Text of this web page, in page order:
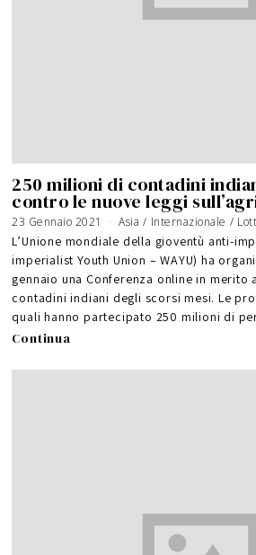
250 milioni di contadini
contro le nuove leggi
23 Gennaio 2021
F
e
b
b
a
i
o
2
0
2
Asia / Internazionale /
L’Unione mondiale della gioventù anti-
imperialist Youth Union – WAYU) ha
gennaio una Conferenza online in merito
contadini indiani degli scorsi mesi. Le
quali hanno partecipato 250 milioni di
Continua